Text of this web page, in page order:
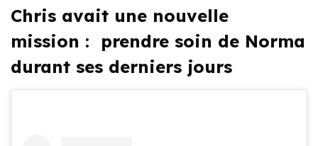
Chris avait une nouvelle
mission : prendre soin de Norma
durant ses derniers jours